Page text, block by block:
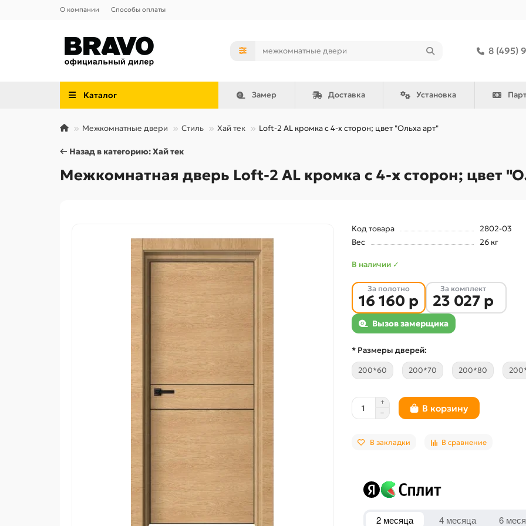
О компании Способы оплаты
8 (495)
Каталог Замер Доставка Установка
Межкомнатные двери Стиль Хай тек Loft-2 AL кромка с 4-х сторон; цвет "Ольха арт"
← Назад в категорию: Хай тек
Межкомнатная дверь Loft-2 AL кромка с 4-х сторон; цвет
Код товара
2802-03
Вес
26 кг
В наличии ✓
За полотно
16 160 р
За комплект
23 027 р
Вызов замерщика
* Размеры дверей:
200*60 200*70 200*80
В корзину
В закладки В сравнение